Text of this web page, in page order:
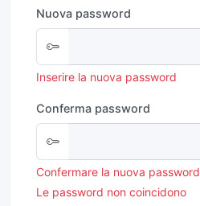
Nuova password
Inserire la nuova password
Conferma password
Confermare la nuova password
Le password non coincidono